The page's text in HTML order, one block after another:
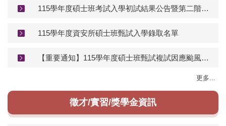
115學年度碩士班考試入學初試結果公告暨第二階段口試注意事項
115學年度資安所碩士班甄試入學錄取名單
【重要通知】115學年度碩士班甄試複試因應颱風影響之應變措施
更多...
徵才/實習/獎學金資訊